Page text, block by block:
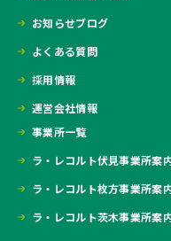
お知らせブログ
よくある質問
採用情報
運営会社情報
事業所一覧
ラ・レコルト伏見事業所案
ラ・レコルト枚方事業所案
ラ・レコルト茨木事業所案